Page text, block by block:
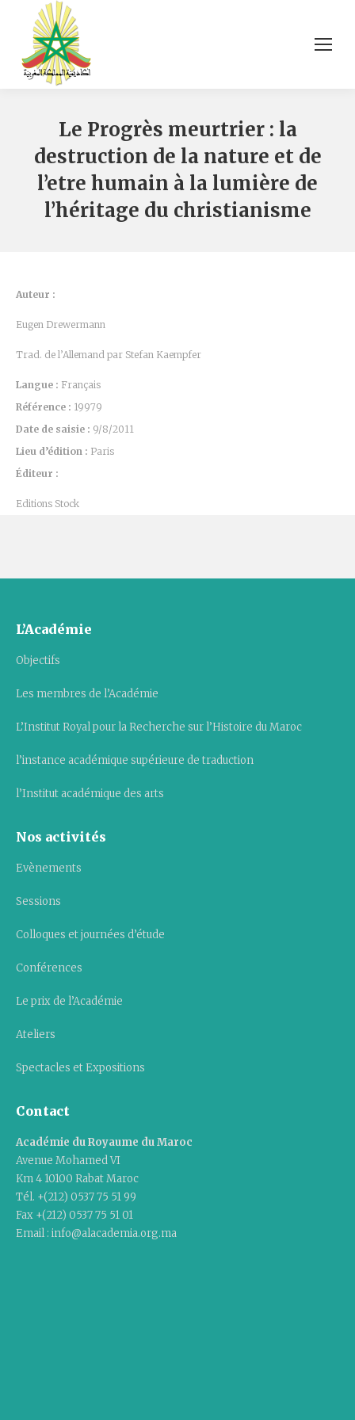
Le Progrès meurtrier : la
destruction de la nature et de
l’etre humain à la lumière de
l’héritage du christianisme
Auteur :
Eugen Drewermann
Trad. de l’Allemand par Stefan Kaempfer
Langue : Français
Référence : 19979
Date de saisie : 9/8/2011
Lieu d’édition : Paris
Éditeur :
Editions Stock
L’Académie
Objectifs
Les membres de l’Académie
L’Institut Royal pour la Recherche sur l’Histoire du Maroc
l’instance académique supérieure de traduction
l’Institut académique des arts
Nos activités
Evènements
Sessions
Colloques et journées d’étude
Conférences
Le prix de l’Académie
Ateliers
Spectacles et Expositions
Contact
Académie du Royaume du Maroc
Avenue Mohamed VI
Km 4 10100 Rabat Maroc
Tél. +(212) 0537 75 51 99
Fax +(212) 0537 75 51 01
Email : info@alacademia.org.ma